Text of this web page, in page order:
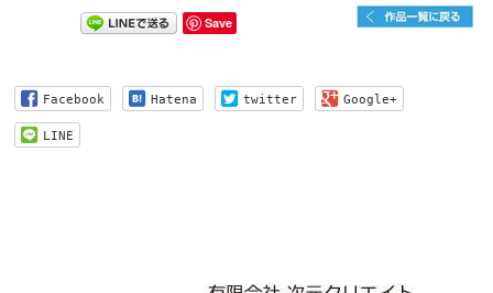
Save
Facebook Hatena twitter Google+
LINE